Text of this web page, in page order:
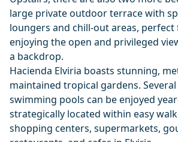
large private outdoor terrace with
loungers and chill-out areas,
enjoying the open and privileged
a backdrop.
Hacienda Elviria boasts stunning,
maintained tropical gardens.
swimming pools can be enjoyed
strategically located within easy
shopping centers, supermarkets,